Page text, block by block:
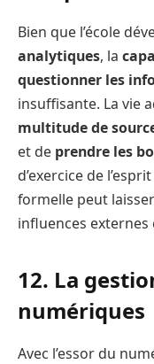
Bien que l’école
analytiques, la
questionner les
insuffisante. La vie
multitude de
et de prendre les
d’exercice de
formelle peut
influences
12. La
numériques
Avec l’essor du